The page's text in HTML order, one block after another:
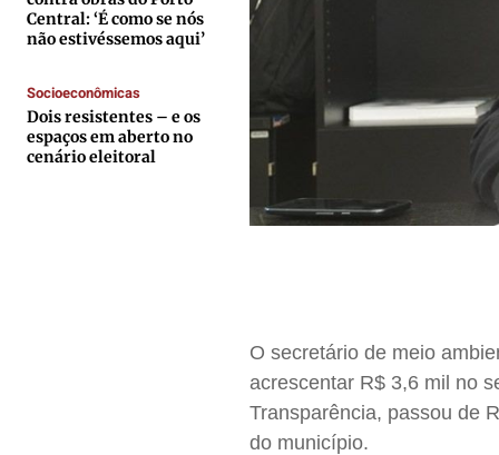
Contato
Termos de Uso
Privacidade
Contato
Termos de Uso
Privacidade
Contato
Termos de Uso
Privacidade
Contato
Termos de Uso
Privacidade
Central: ‘É como se nós
não estivéssemos aqui’
Socioeconômicas
Dois resistentes – e os
espaços em aberto no
cenário eleitoral
O secretário de meio
acrescentar R$ 3,6 mil no
Transparência, passou de
do município.